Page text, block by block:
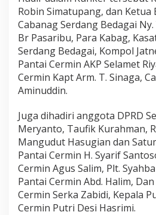
Robin Simatupang, dan Ketua
Cabanag Serdang Bedagai
Br Pasaribu, Para Kabag,
Serdang Bedagai, Kompol
Pantai Cermin AKP Selamet
Cermin Kapt Arm. T. Sinaga,
Aminuddin.
Juga dihadiri anggota DPRD
Meryanto, Taufik Kurahman,
Mangudut Hasugian dan
Pantai Cermin H. Syarif
Cermin Agus Salim, Plt.
Pantai Cermin Abd. Halim,
Cermin Serka Zabidi, Kepala
Cermin Putri Desi Hasrimi.